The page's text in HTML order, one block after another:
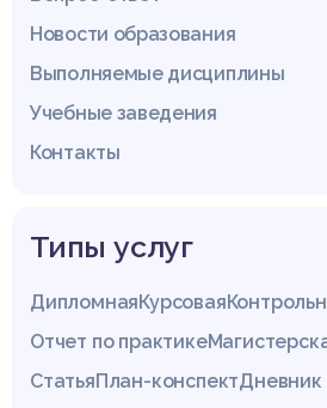
Новости образования
Выполняемые дисциплины
Учебные заведения
Контакты
Типы услуг
ДипломнаяКурсовая
Отчет по практике
СтатьяПлан-конспектДневник